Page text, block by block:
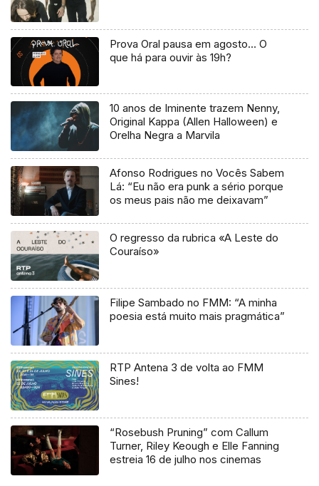
Prova Oral pausa em agosto… O
que há para ouvir às 19h?
10 anos de Iminente trazem Nenny,
Original Kappa (Allen Halloween) e
Orelha Negra a Marvila
Afonso Rodrigues no Vocês Sabem
Lá: “Eu não era punk a sério porque
os meus pais não me deixavam”
O regresso da rubrica «A Leste do
Couraíso»
Filipe Sambado no FMM: “A minha
poesia está muito mais pragmática”
RTP Antena 3 de volta ao FMM
Sines!
“Rosebush Pruning” com Callum
Turner, Riley Keough e Elle Fanning
estreia 16 de julho nos cinemas